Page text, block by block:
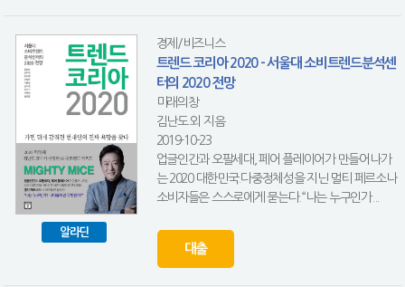
알라딘
경제/비즈니스
트렌드 코리아 2020 - 서울대 소비트렌드분석센
터의 2020 전망
미래의창
김난도 외 지음
2019-10-23
업글인간과 오팔세대, 페어 플레이어가 만들어나가
는 2020 대한민국.다중정체성을 지닌 멀티 페르소나
소비자들은 스스로에게 묻는다.“나는 누구인가...
대출